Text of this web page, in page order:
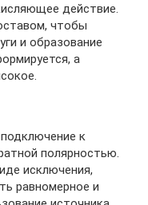
действие.
чтобы
и образование
а
к
полярностью.
исключения,
равномерное и